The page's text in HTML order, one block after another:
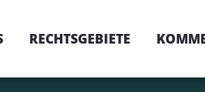
RECHTSGEBIETE